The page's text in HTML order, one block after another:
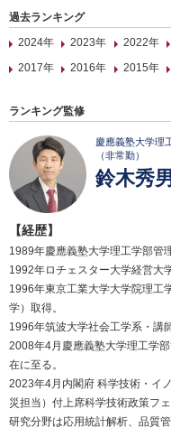
過去ランキング
2024年
2023年 2022年
2017年
2016年 2015年
ランキング監修
慶應義塾大学理
（非常勤）
鈴木秀
【経歴】
1989年慶應義塾大学理工学部管
1992年ロチェスター大学経営大
1996年東京工業大学大学院理工
学）取得。
1996年筑波大学社会工学系・講
2008年4月慶應義塾大学理工学
在に至る。
2023年4月内閣府 科学技術・イ
災担当）付上席科学技術政策フェ
研究分野は応用統計解析、品質